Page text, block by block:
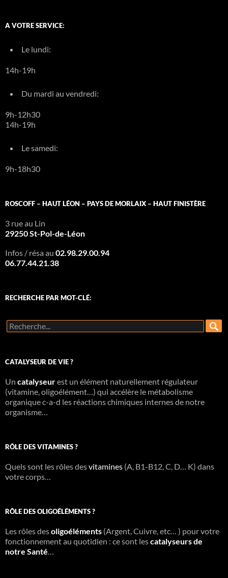
A VOTRE SERVICE:
Le lundi:
14h-19h
Du mardi au vendredi:
9h-12h30
14h-19h
Le samedi:
9h-18h30
ROSCOFF – HAUT LÉON – PAYS DE MORLAIX – HAUT FINISTÈRE
3 rue au Lin
29250 St-Pol-de-Léon
Infos / résa au 02.98.29.00.94
06.77.44.21.38
RECHERCHE PAR MOT-CLÉ:
e
c
r
h
e
r
:
CATALYSEUR DE VIE ?
Un catalyseurest un élément naturellement régulateur
(vitamine, oligoélément…) qui accélère le métabolisme
organique c-a-d les réactions chimiques internes de notre
organisme…
RÔLE DES VITAMINES ?
Quels sont les rôles desvitamines (A, B1-B12, C, D… K) dans
votre corps…
RÔLE DES OLIGOÉLÉMENTS ?
Les rôles desoligoéléments (Argent, Cuivre, etc… ) pour votre
fonctionnement au quotidien : ce sont lescatalyseurs de
notre Santé